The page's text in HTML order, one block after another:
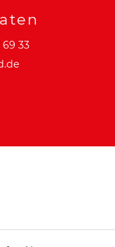
69 33